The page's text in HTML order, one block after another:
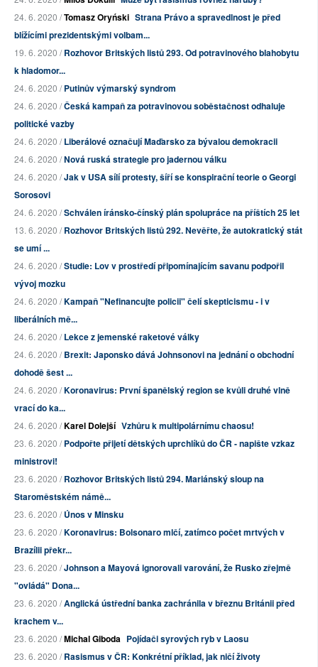
24. 6. 2020 /Tomasz Oryński Strana Právo a spravedlnost je před
blížícími prezidentskými volbam...
19. 6. 2020 /Rozhovor Britských listů 293. Od potravinového blahobytu
k hladomor...
24. 6. 2020 /Putinův výmarský syndrom
24. 6. 2020 /Česká kampaň za potravinovou soběstačnost odhaluje
politické vazby
24. 6. 2020 /Liberálové označují Maďarsko za bývalou demokracii
24. 6. 2020 /Nová ruská strategie pro jadernou válku
24. 6. 2020 /Jak v USA sílí protesty, šíří se konspirační teorie o Georgi
Sorosovi
24. 6. 2020 /Schválen íránsko-čínský plán spolupráce na příštích 25 let
13. 6. 2020 /Rozhovor Britských listů 292. Nevěřte, že autokratický stát
se umí ...
24. 6. 2020 /Studie: Lov v prostředí připomínajícím savanu podpořil
vývoj mozku
24. 6. 2020 /Kampaň "Nefinancujte policii" čelí skepticismu - i v
liberálních mě...
24. 6. 2020 /Lekce z jemenské raketové války
24. 6. 2020 /Brexit: Japonsko dává Johnsonovi na jednání o obchodní
dohodě šest ...
24. 6. 2020 /Koronavirus: První španělský region se kvůli druhé vlně
vrací do ka...
24. 6. 2020 /Karel Dolejší Vzhůru k multipolárnímu chaosu!
23. 6. 2020 /Podpořte přijetí dětských uprchlíků do ČR - napište vzkaz
ministrovi!
23. 6. 2020 /Rozhovor Britských listů 294. Mariánský sloup na
Staroměstském námě...
23. 6. 2020 /Únos v Minsku
23. 6. 2020 /Koronavirus: Bolsonaro mlčí, zatímco počet mrtvých v
Brazílii překr...
23. 6. 2020 /Johnson a Mayová ignorovali varování, že Rusko zřejmě
"ovládá" Dona...
23. 6. 2020 /Anglická ústřední banka zachránila v březnu Británii před
krachem v...
23. 6. 2020 /Michal Giboda Pojídači syrových ryb v Laosu
23. 6. 2020 /Rasismus v ČR: Konkrétní příklad, jak ničí životy